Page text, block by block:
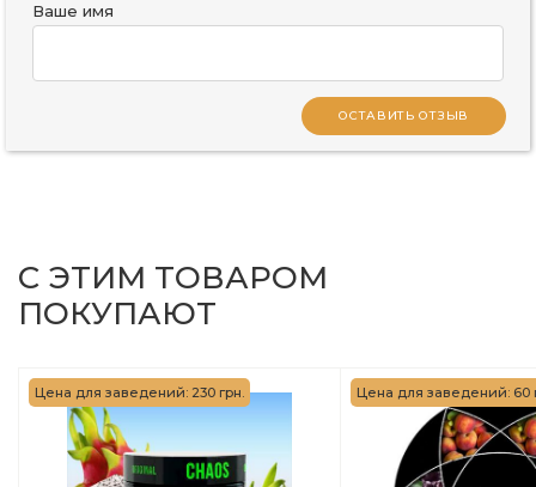
Ваше имя
ОСТАВИТЬ ОТЗЫВ
С ЭТИМ ТОВАРОМ
ПОКУПАЮТ
Цена для заведений: 230 грн. Цена для заведений: 60